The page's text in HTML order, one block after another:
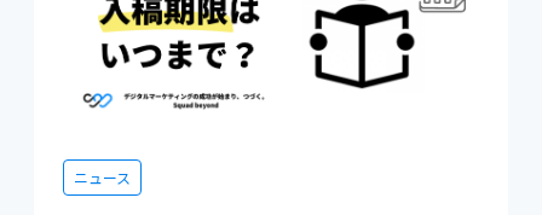
ニュース